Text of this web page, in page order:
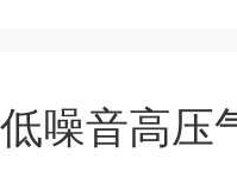
噪音高压